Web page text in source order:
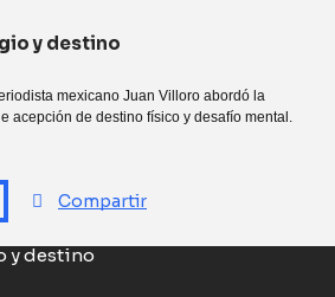
y destino
mexicano Juan Villoro abordó la
acepción de destino físico y desafío mental.
Compartir